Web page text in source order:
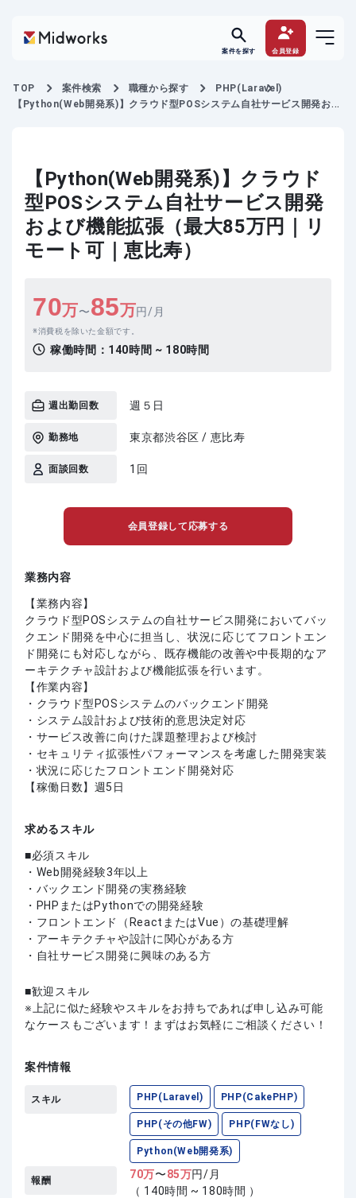
案件を探す 会員登録
TOP 案件検索 職種から探す
PHP(Laravel)
【Python(Web開発系)】クラウド型POSシステム自社サービス開発およ
【Python(Web開発系)】クラウド
型POSシステム自社サービス開発
および機能拡張（最大85万円｜リ
モート可｜恵比寿）
70万〜85万円/月
消費税を除いた金額です。
稼働時間： 140時間 ~ 180時間
週出勤回数 週５日
勤務地 東京都渋谷区 / 恵比寿
面談回数 1回
会員登録して応募する
業務内容
【業務内容】
クラウド型POSシステムの自社サービス開発においてバッ
クエンド開発を中心に担当し、状況に応じてフロントエン
ド開発にも対応しながら、既存機能の改善や中長期的なア
ーキテクチャ設計および機能拡張を行います。
【作業内容】
・クラウド型POSシステムのバックエンド開発
・システム設計および技術的意思決定対応
・サービス改善に向けた課題整理および検討
・セキュリティ拡張性パフォーマンスを考慮した開発実装
・状況に応じたフロントエンド開発対応
【稼働日数】週5日
求めるスキル
必須スキル
・Web開発経験3年以上
・バックエンド開発の実務経験
・PHPまたはPythonでの開発経験
・フロントエンド（ReactまたはVue）の基礎理解
・アーキテクチャや設計に関心がある方
・自社サービス開発に興味のある方
歓迎スキル
上記に似た経験やスキルをお持ちであれば申し込み可能
なケースもございます！まずはお気軽にご相談ください！
案件情報
スキル PHP(Laravel) PHP(CakePHP)
PHP(その他FW) PHP(FWなし)
Python(Web開発系)
報酬 70万〜85万円/月
（ 140時間 ~ 180時間 ）